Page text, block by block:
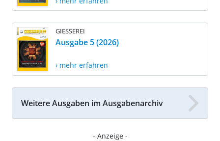
GIESSEREI
Ausgabe 5 (2026)
› mehr erfahren
Weitere Ausgaben im Ausgabenarchiv
- Anzeige -